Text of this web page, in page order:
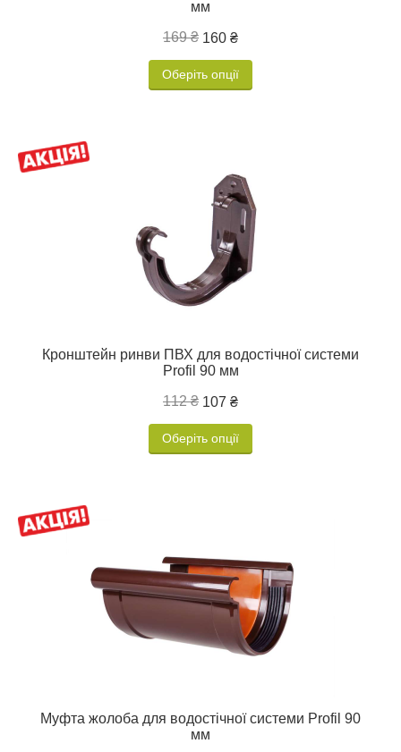
мм
169 ₴ 160 ₴
Оберіть опції
Кронштейн ринви ПВХ для водостічної системи
Profil 90 мм
112 ₴ 107 ₴
Оберіть опції
Муфта жолоба для водостічної системи Profil 90
мм